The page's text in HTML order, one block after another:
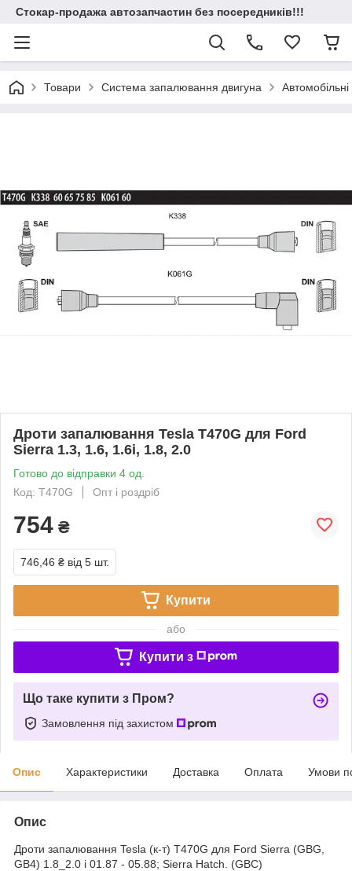
Стокар-продажа автозапчастин без посередників!!!
Товари Система запалювання двигуна
Дроти запалювання Tesla T470G для Ford
Sierra 1.3, 1.6, 1.6i, 1.8, 2.0
Готово до відправки 4 од.
Код: T470G
Опт і роздріб
754 ₴
746,46 ₴ від 5 шт.
Купити
або
Купити з
Що таке купити з Пром?
Замовлення під захистом
Опис Характеристики Доставка Оплата Умови
Опис
Дроти запалювання Tesla (к-т) T470G для Ford Sierra (GBG,
GB4) 1.8_2.0 i 01.87 - 05.88; Sierra Hatch. (GBC)